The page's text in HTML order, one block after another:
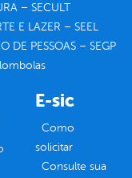
– SECULT
E LAZER – SEEL
DE PESSOAS – SEGP
E-sic
Como
solicitar
Consulte sua